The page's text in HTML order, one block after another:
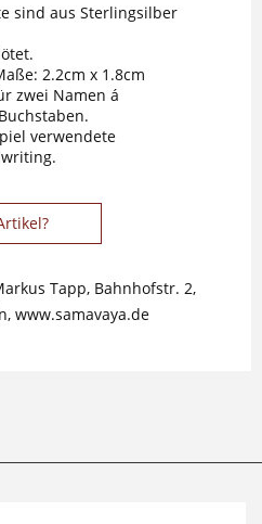
sind aus Sterlingsilber
2.2cm x 1.8cm
zwei Namen á
verwendete
Tapp, Bahnhofstr. 2,
www.samavaya.de